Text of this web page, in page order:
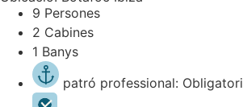
9 Persones
2 Cabines
1 Banys
patró professional: Obligatori